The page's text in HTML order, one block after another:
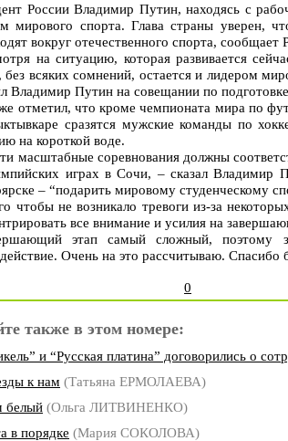
России Владимир Путин, находясь с
мирового спорта. Глава страны уверен,
вокруг отечественного спорта,
на ситуацию, которая развивается
без всяких сомнений, остается и лидером
Владимир Путин на совещании по
отметил, что кроме чемпионата мира по
сразятся мужские команды по
на короткой воде.
масштабные соревнования должны
играх в Сочи, – сказал Владимир
– “подарить мировому студенческому
чтобы не возникало тревоги из-за
все внимание и усилия на
этап самый сложный, поэтому
Очень на это рассчитываю.
0
также в этом номере:
и “Русская платина” договорились о
к нам (Татьяна ЕРМОЛАЕВА)
белый (Ольга ЛИТВИНЕНКО)
в порядке (Мария СОКОЛОВА)